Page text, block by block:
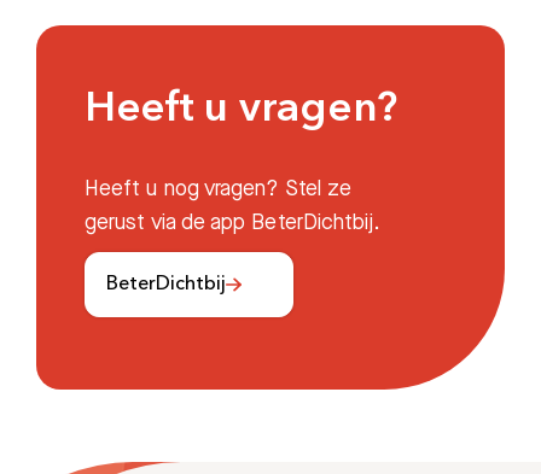
Heeft u vragen?
Heeft u nog vragen? Stel ze
gerust via de app BeterDichtbij.
BeterDichtbij